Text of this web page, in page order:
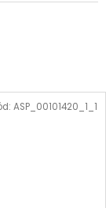
ASP_00101420_1_1